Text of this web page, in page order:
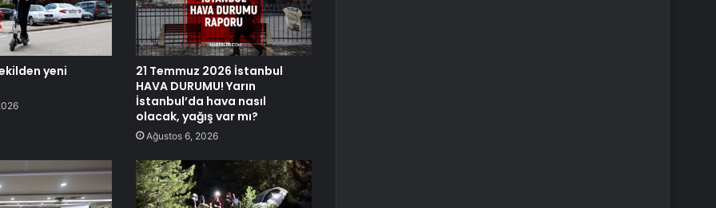
yeni
21 Temmuz 2026 İstanbul
HAVA DURUMU! Yarın
İstanbul’da hava nasıl
olacak, yağış var mı?
Ağustos 6, 2026